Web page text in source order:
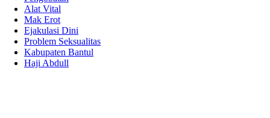
Alat Vital
Mak Erot
Ejakulasi Dini
Problem Seksualitas
Kabupaten Bantul
Haji Abdull